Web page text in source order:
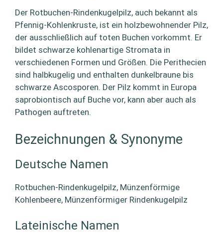
Der Rotbuchen-Rindenkugelpilz, auch bekannt als
Pfennig-Kohlenkruste, ist ein holzbewohnender Pilz,
der ausschließlich auf toten Buchen vorkommt. Er
bildet schwarze kohlenartige Stromata in
verschiedenen Formen und Größen. Die Perithecien
sind halbkugelig und enthalten dunkelbraune bis
schwarze Ascosporen. Der Pilz kommt in Europa
saprobiontisch auf Buche vor, kann aber auch als
Pathogen auftreten.
Bezeichnungen & Synonyme
Deutsche Namen
Rotbuchen-Rindenkugelpilz, Münzenförmige
Kohlenbeere, Münzenförmiger Rindenkugelpilz
Lateinische Namen